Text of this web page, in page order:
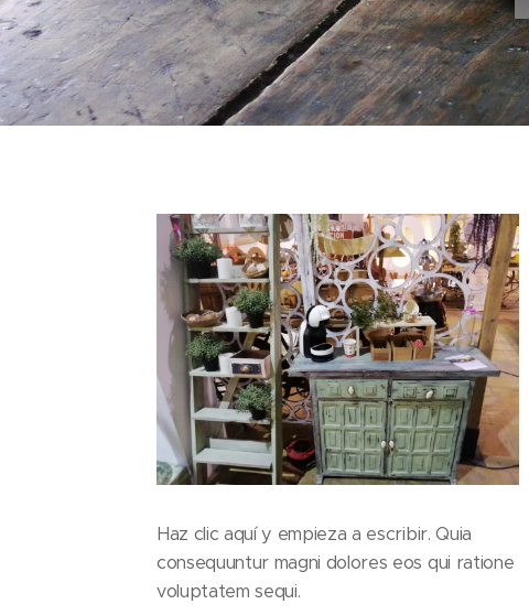
Haz clic aquí y empieza a escribir. Quia
consequuntur magni dolores eos qui ratione
voluptatem sequi.